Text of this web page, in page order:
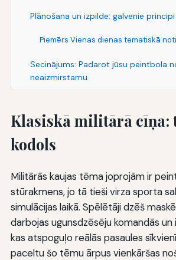
Plānošana un izpilde: galvenie
Piemērs Vienas dienas tematiskā
Secinājums: Padarot jūsu peintbola
neaizmirstamu
Klasiskā militārā cīņa:
kodols
Militārās kaujas tēma joprojām ir
stūrakmens, jo tā tieši virza sporta
simulācijas laikā. Spēlētāji dzēš
darbojas ugunsdzēsēju komandās un
kas atspoguļo reālās pasaules
paceltu šo tēmu ārpus vienkāršas